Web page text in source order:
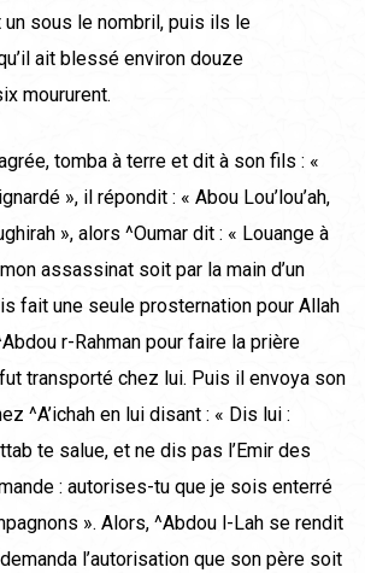
sous le nombril, puis ils le
ait blessé environ douze
moururent.
tomba à terre et dit à son fils : «
», il répondit : « Abou Lou’lou’ah,
», alors ^Oumar dit : « Louange à
assassinat soit par la main d’un
fait une seule prosternation pour Allah
r-Rahman pour faire la prière
transporté chez lui. Puis il envoya son
^A’ichah en lui disant : « Dis lui :
te salue, et ne dis pas l’Emir des
: autorises-tu que je sois enterré
». Alors, ^Abdou l-Lah se rendit
l’autorisation que son père soit